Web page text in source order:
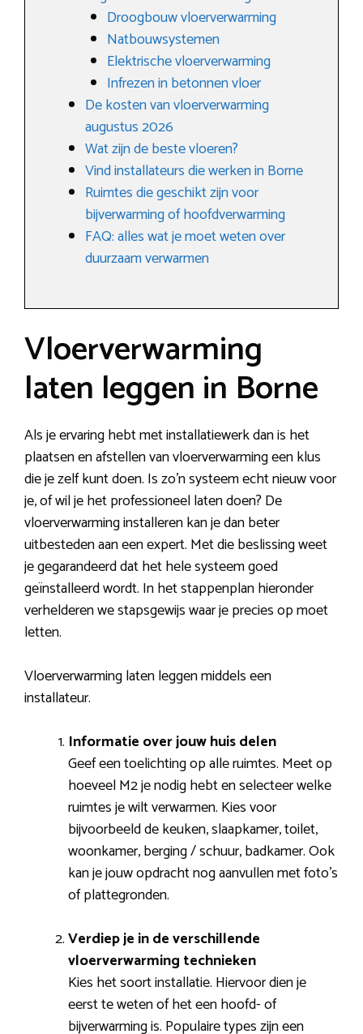
Droogbouw vloerverwarming
Natbouwsystemen
Elektrische vloerverwarming
Infrezen in betonnen vloer
De kosten van vloerverwarming
augustus 2026
Wat zijn de beste vloeren?
Vind installateurs die werken in Borne
Ruimtes die geschikt zijn voor
bijverwarming of hoofdverwarming
FAQ: alles wat je moet weten over
duurzaam verwarmen
Vloerverwarming
laten leggen in Borne
Als je ervaring hebt met installatiewerk dan is het
plaatsen en afstellen van vloerverwarming een klus
die je zelf kunt doen. Is zo’n systeem echt nieuw voor
je, of wil je het professioneel laten doen? De
vloerverwarming installeren kan je dan beter
uitbesteden aan een expert. Met die beslissing weet
je gegarandeerd dat het hele systeem goed
geïnstalleerd wordt. In het stappenplan hieronder
verhelderen we stapsgewijs waar je precies op moet
letten.
Vloerverwarming laten leggen middels een
installateur.
Informatie over jouw huis delen
Geef een toelichting op alle ruimtes. Meet op
hoeveel M2 je nodig hebt en selecteer welke
ruimtes je wilt verwarmen. Kies voor
bijvoorbeeld de keuken, slaapkamer, toilet,
woonkamer, berging / schuur, badkamer. Ook
kan je jouw opdracht nog aanvullen met foto’s
of plattegronden.
Verdiep je in de verschillende
vloerverwarming technieken
Kies het soort installatie. Hiervoor dien je
eerst te weten of het een hoofd- of
bijverwarming is. Populaire types zijn een